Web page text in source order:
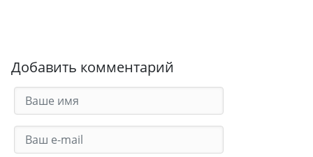
Добавить комментарий